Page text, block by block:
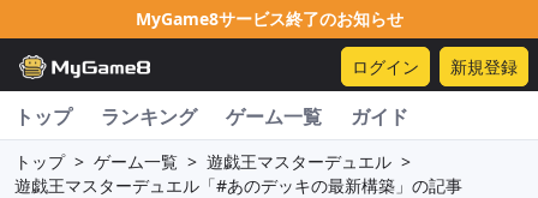
MyGame8サービス終了のお知らせ
ログイン 新規登録
トップ ランキング ゲーム一覧 ガイド
トップ > ゲーム一覧 > 遊戯王マスターデュエル >
遊戯王マスターデュエル「#あのデッキの最新構築」の記事